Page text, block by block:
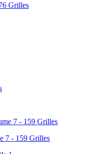
Grilles
7 - 159 Grilles